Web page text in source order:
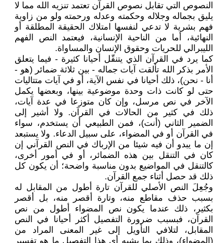
النصوص التي تقابل نصوص القرآن تعتمد تنزيه الله مما لا
يليق بجماله وجلاله وحكمته وعدله ورحمته ولو من زاوية
فهم بشرية لا تدعي لنفسها امتلاك الحقيقة المطلقة أو
النهائية، أما من الناحية الإنسانية، فيعتمد النص الفهم
الليبرالي للحريات وحقوق الإنسان والمساواة.
كما يرد في القرآن الذي يتنقّل أحيانا كثيرة - فيما يتعلق
الأمر بذكر الله تألقت آيات جماله - بين ثلاثة ضمائر (هو -
أنا - نحن)، ذلك أحيانا في نفس الآية، أو في آيات متتاليات
حتى لو كانت ذات وحدة موضوعية بينها، وبعضها يكمل
الآخر في نص مرسل، وإن كان متوزعا في عدة آيات،
ذلك في كثير من الحالات في القرآن. ولا أشير إلى
الضمير الثاني (أنت)، فمن الطبيعي أن يستخدم، سواء
في القرآن أو في المضواء، على سبيل الدعاء. ولا يستبعد
إن ما يبدو أن فيه شيئا من الإرباك في النص القرآني إن
كان في التنقل بين هذه الضمائر، أو في أمور أخرى،
كالتنقل في المواضيع بدون مناسبة واضحة؛ أن يكون كل
ذلك قد حصل أثناء جمع القرآن.
وجُعِلَ النص الأصلي للقرآن تارة أطول من المقابل له
بسبب حذف مقاطع منه، وتارة أقصر منه، بل أقصر
بكثير، ذلك عندما يكون نص المضواء أطول من نص
القرآن، فبسبب ضرورة التفصيل أكثر أحيانا في النص
المقابل، لتلافي التأويل إلى غير المعنى المراد من
(المضواء)، وذلك بما يشبه أي هذا التفصيل ما هو تفسير